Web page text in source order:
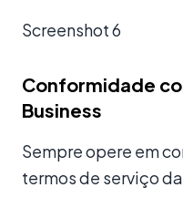
Screenshot 6
Conformidade
Business
Sempre opere em
termos de serviço da